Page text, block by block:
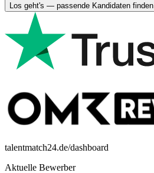
Los geht's — passende Kandidaten finden
talentmatch24.de/dashboard
Aktuelle Bewerber